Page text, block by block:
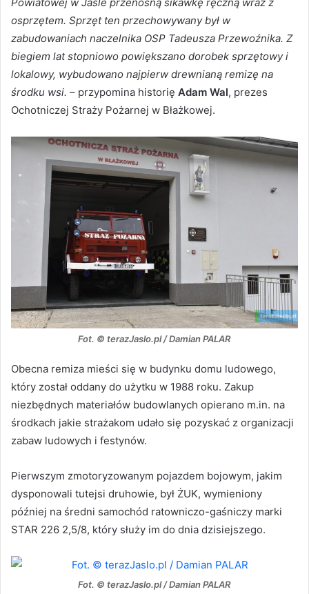
osprzętem. Sprzęt ten przechowywany był w
zabudowaniach naczelnika OSP Tadeusza Przewoźnika. Z
biegiem lat stopniowo powiększano dorobek sprzętowy i
lokalowy, wybudowano najpierw drewnianą remizę na
środku wsi. – przypomina historię Adam Wal, prezes
Ochotniczej Straży Pożarnej w Błażkowej.
Fot. © terazJaslo.pl / Damian PALAR
Obecna remiza mieści się w budynku domu ludowego,
który został oddany do użytku w 1988 roku. Zakup
niezbędnych materiałów budowlanych opierano m.in. na
środkach jakie strażakom udało się pozyskać z organizacji
zabaw ludowych i festynów.
Pierwszym zmotoryzowanym pojazdem bojowym, jakim
dysponowali tutejsi druhowie, był ŻUK, wymieniony
później na średni samochód ratowniczo-gaśniczy marki
STAR 226 2,5/8, który służy im do dnia dzisiejszego.
Fot. © terazJaslo.pl / Damian PALAR